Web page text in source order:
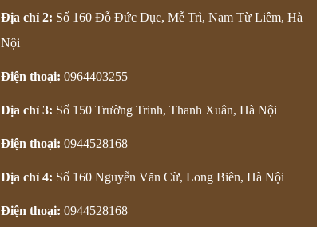
Địa chỉ 2: Số 160 Đỗ Đức Dục, Mễ Trì, Nam Từ Liêm, Hà
Nội
Điện thoại: 0964403255
Địa chỉ 3: Số 150 Trường Trinh, Thanh Xuân, Hà Nội
Điện thoại: 0944528168
Địa chỉ 4: Số 160 Nguyễn Văn Cừ, Long Biên, Hà Nội
Điện thoại: 0944528168